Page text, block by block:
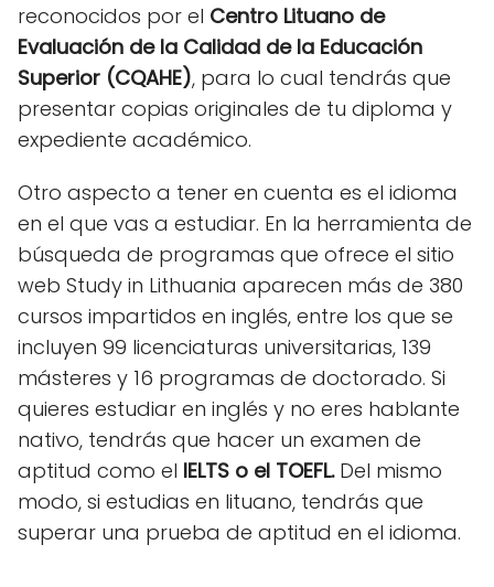
reconocidos por el Centro Lituano de
Evaluación de la Calidad de la Educación
Superior (CQAHE), para lo cual tendrás que
presentar copias originales de tu diploma y
expediente académico.
Otro aspecto a tener en cuenta es el idioma
en el que vas a estudiar. En la herramienta de
búsqueda de programas que ofrece el sitio
web Study in Lithuania aparecen más de 380
cursos impartidos en inglés, entre los que se
incluyen 99 licenciaturas universitarias, 139
másteres y 16 programas de doctorado. Si
quieres estudiar en inglés y no eres hablante
nativo, tendrás que hacer un examen de
aptitud como el IELTS o el TOEFL.Del mismo
modo, si estudias en lituano, tendrás que
superar una prueba de aptitud en el idioma.